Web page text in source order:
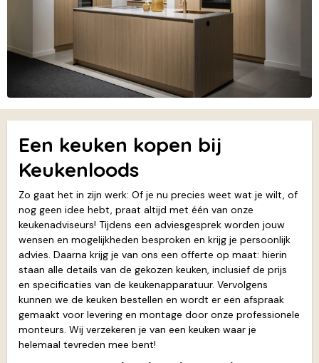
Een keuken kopen bij
Keukenloods
Zo gaat het in zijn werk: Of je nu precies weet wat je wilt, of
nog geen idee hebt, praat altijd met één van onze
keukenadviseurs! Tijdens een adviesgesprek worden jouw
wensen en mogelijkheden besproken en krijg je persoonlijk
advies. Daarna krijg je van ons een offerte op maat: hierin
staan alle details van de gekozen keuken, inclusief de prijs
en specificaties van de keukenapparatuur. Vervolgens
kunnen we de keuken bestellen en wordt er een afspraak
gemaakt voor levering en montage door onze professionele
monteurs. Wij verzekeren je van een keuken waar je
helemaal tevreden mee bent!